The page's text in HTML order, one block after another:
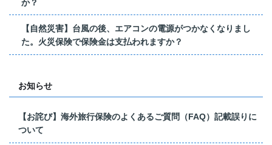
か？
【自然災害】台風の後、エアコンの電源がつかなくなりまし
た。火災保険で保険金は支払われますか？
お知らせ
【お詫び】海外旅行保険のよくあるご質問（FAQ）記載誤りに
ついて